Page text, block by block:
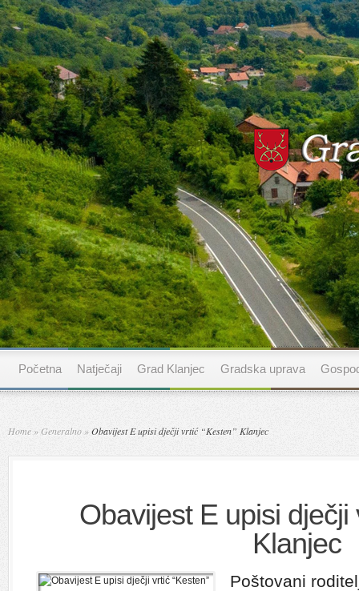
Početna Natječaji Grad Klanjec Gradska uprava
Home »Generalno »Obavijest E upisi dječji vrtić “Kesten” Klanjec
Obavijest E upisi dječji
Klanjec
Poštovani